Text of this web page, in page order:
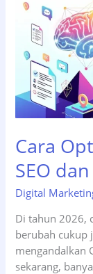
Hasil
Pencarian
Google
Cara
SEO
Digital
Di tahun 2026,
berubah cukup
mengandalkan
sekarang,